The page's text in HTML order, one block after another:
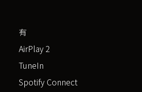
有
AirPlay 2
TuneIn
Spotify Connect